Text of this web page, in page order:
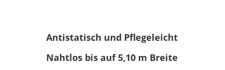
Antistatisch und Pflegeleicht
Nahtlos bis auf 5,10 m Breite